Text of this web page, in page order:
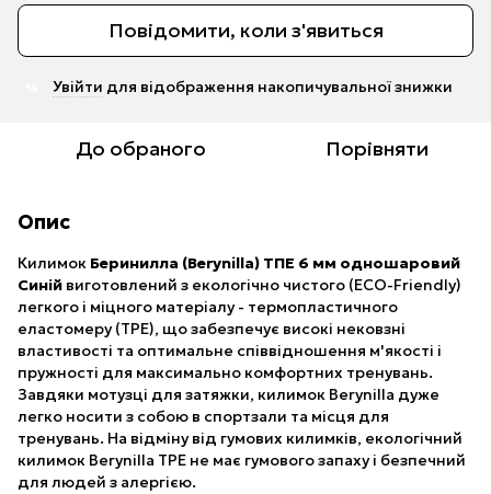
Повідомити, коли з'явиться
Увійти для відображення накопичувальної знижки
До обраного Порівняти
Опис
Килимок Беринилла (Berynilla) ТПЕ 6 мм одношаровий
Синій виготовлений з екологічно чистого (ECO-Friendly)
легкого і міцного матеріалу - термопластичного
еластомеру (TPE), що забезпечує високі нековзні
властивості та оптимальне співвідношення м'якості і
пружності для максимально комфортних тренувань.
Завдяки мотузці для затяжки, килимок Berynilla дуже
легко носити з собою в спортзали та місця для
тренувань. На відміну від гумових килимків, екологічний
килимок Berynilla TPE не має гумового запаху і безпечний
для людей з алергією.